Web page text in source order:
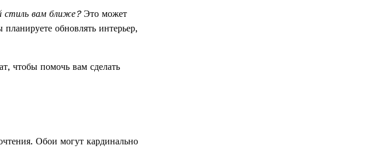
стиль вам ближе?Это может
обновлять интерьер,
чтобы помочь вам сделать
Обои могут кардинально